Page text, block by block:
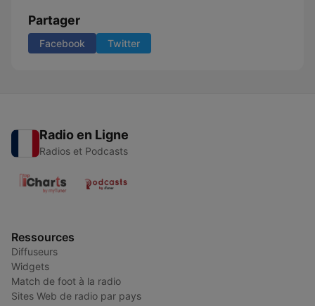
Partager
Facebook Twitter
Radio en Ligne
Radios et Podcasts
Ressources
Diffuseurs
Widgets
Match de foot à la radio
Sites Web de radio par pays